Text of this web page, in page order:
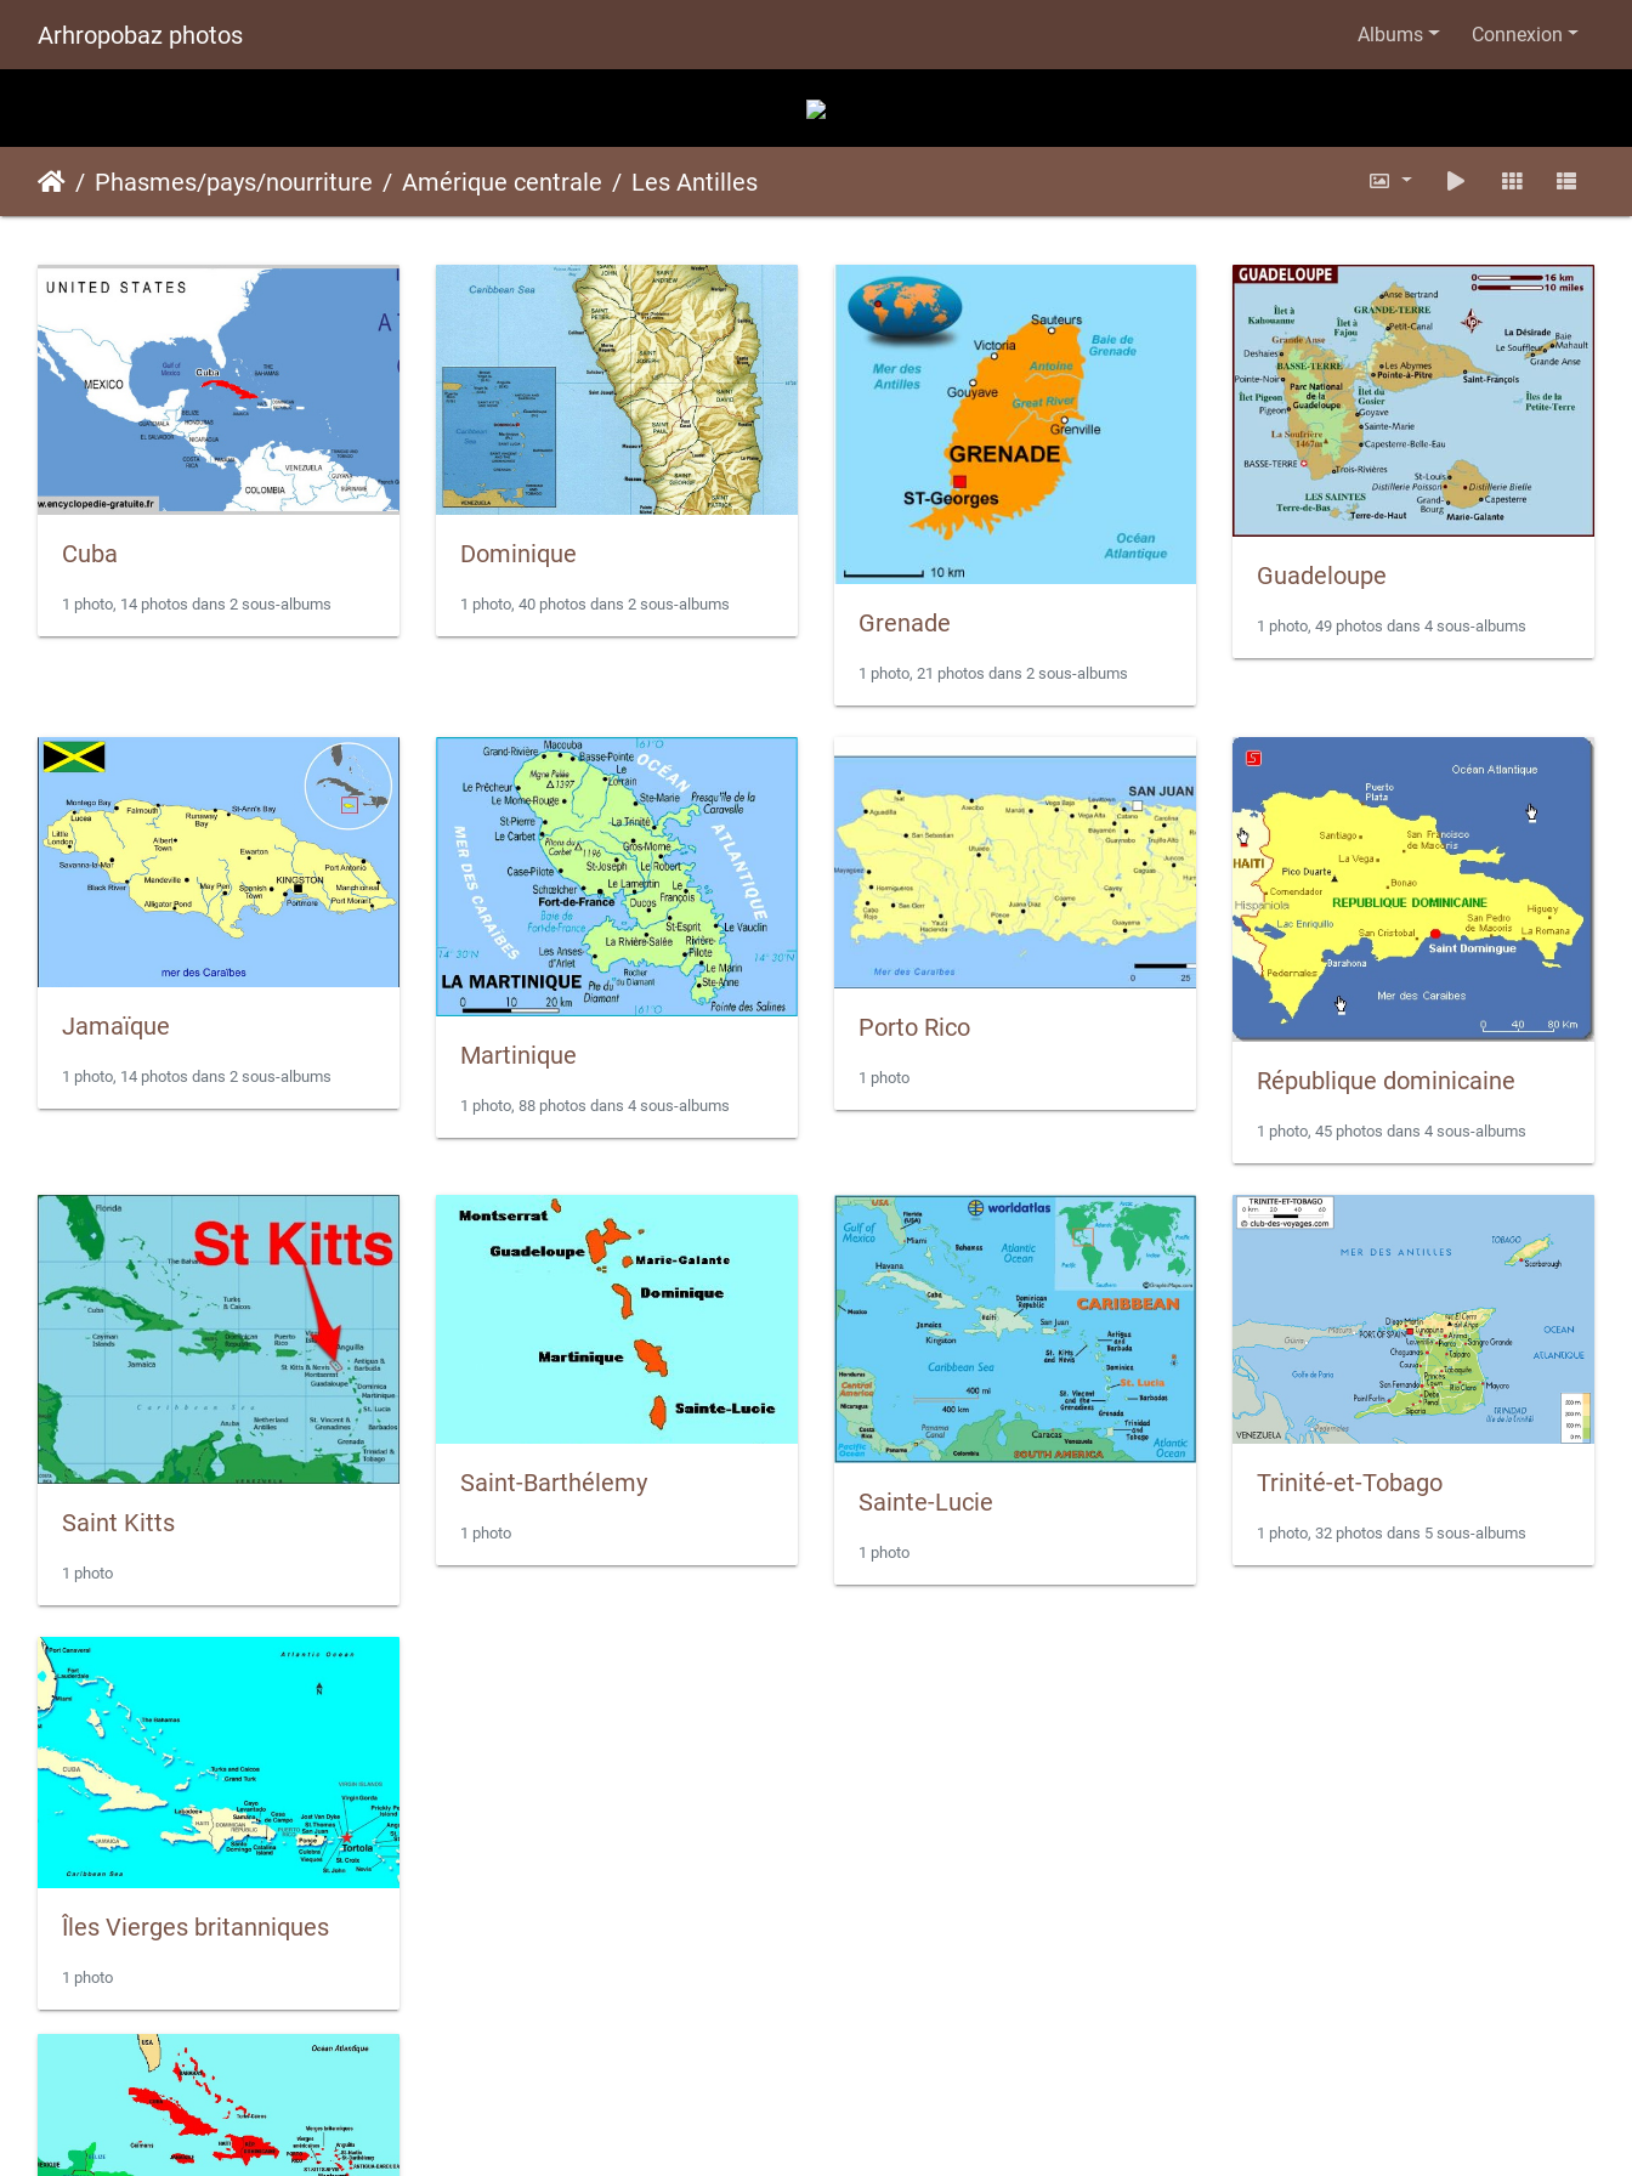
Arhropobaz photos Albums Connexion
Phasmes/pays/nourriture Amérique centrale Les Antilles
Cuba
1 photo, 14 photos dans 2 sous-albums
Dominique
1 photo, 40 photos dans 2 sous-albums
Grenade
1 photo, 21 photos dans 2 sous-albums
Guadeloupe
1 photo, 49 photos dans 4 sous-albums
Jamaïque
1 photo, 14 photos dans 2 sous-albums
Martinique
1 photo, 88 photos dans 4 sous-albums
Porto Rico
1 photo République dominicaine
1 photo, 45 photos dans 4 sous-albums
Saint Kitts
1 photo
Saint-Barthélemy
1 photo
Sainte-Lucie
1 photo
Trinité-et-Tobago
1 photo, 32 photos dans 5 sous-albums
Îles Vierges britanniques
1 photo